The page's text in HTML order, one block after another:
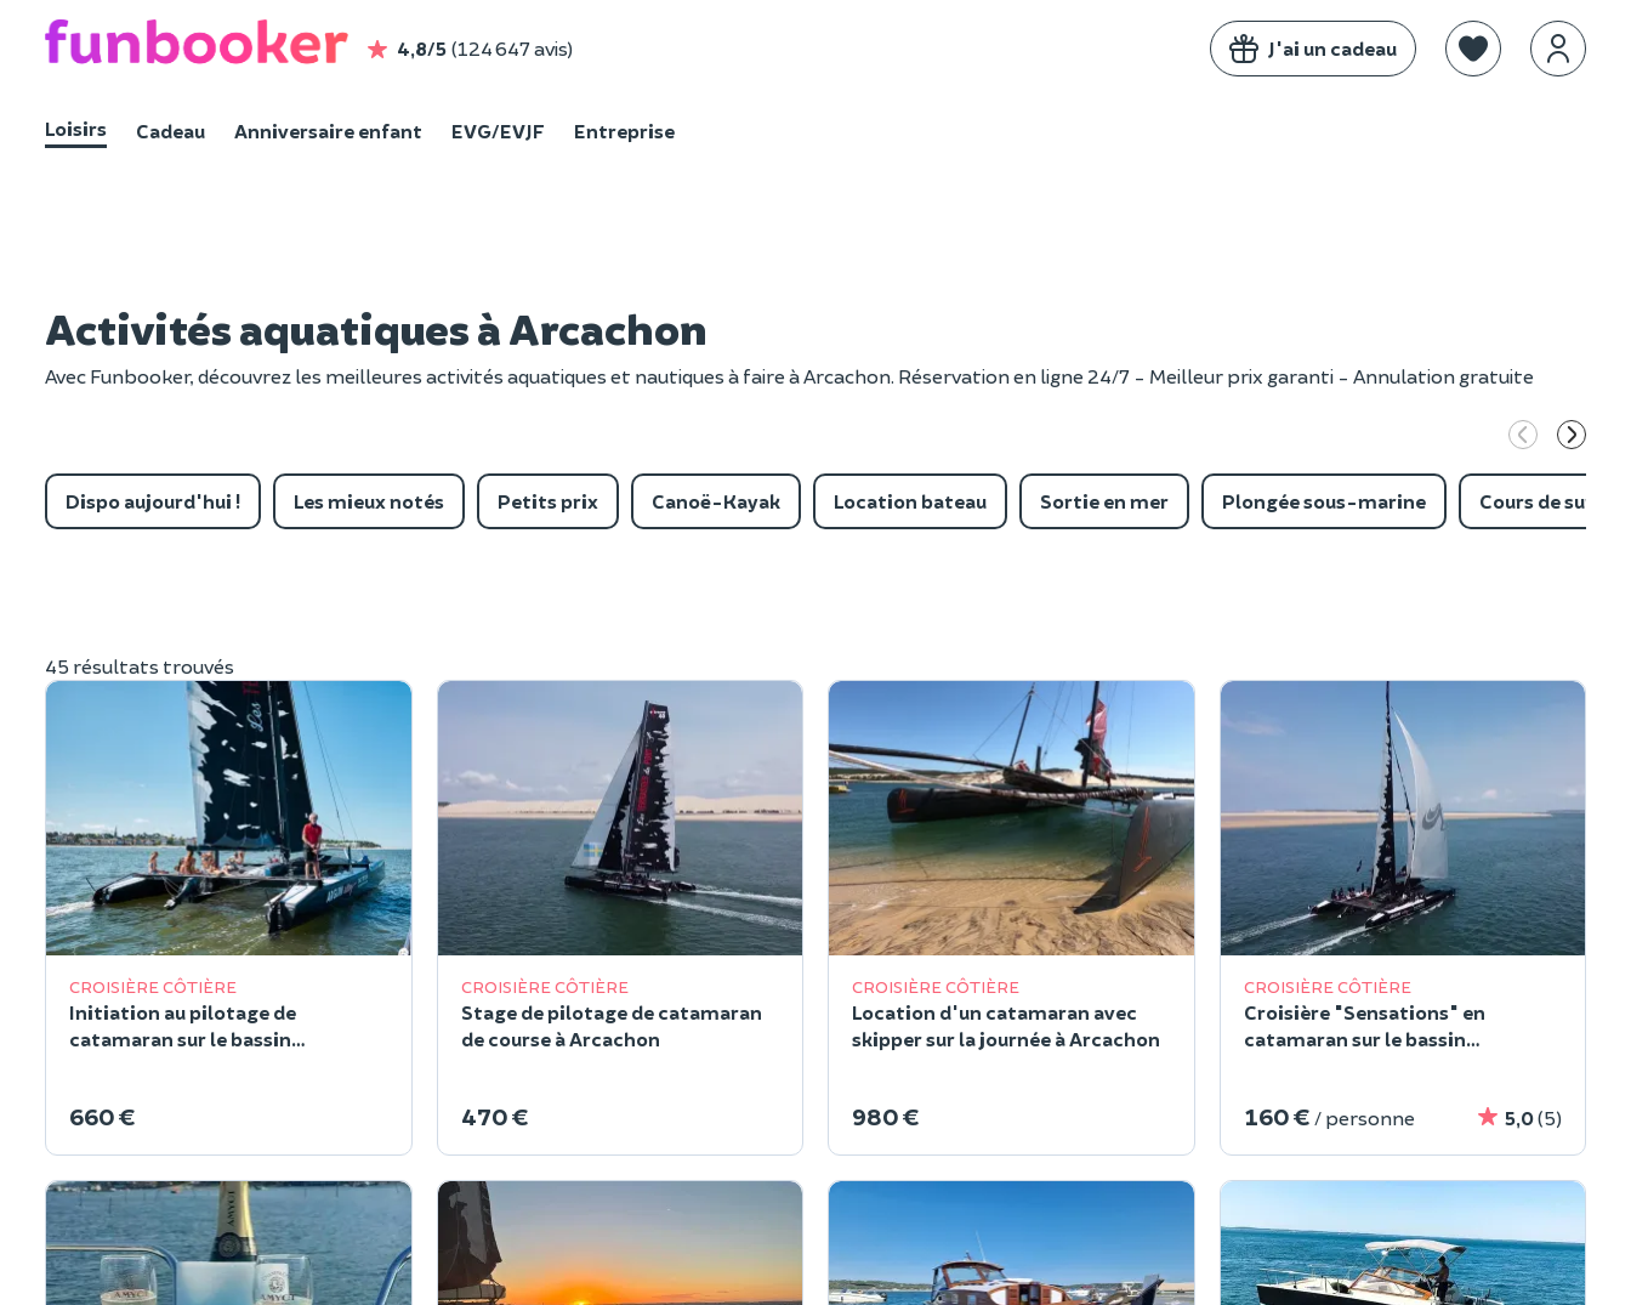
4,8/5 (124 647 avis) J'ai un cadeau
Loisirs Cadeau Anniversaire enfant EVG/EVJF Entreprise
Activités aquatiques à Arcachon
Avec Funbooker, découvrez les meilleures activités aquatiques et nautiques à faire à Arcachon. Réservation en ligne 24/7 - Meilleur prix garanti - Annulation gratuite
Dispo aujourd'hui ! Les mieux notés Petits prix Canoë-Kayak Location bateau Sortie en mer Plongée sous-marine Cours de surf
45 résultats trouvés
CROISIÈRE CÔTIÈRE
Initiation au pilotage de
catamaran sur le bassin
660 €
CROISIÈRE CÔTIÈRE
Stage de pilotage de catamaran
de course à Arcachon
470 €
CROISIÈRE CÔTIÈRE
Location d'un catamaran avec
skipper sur la journée à Arcachon
980 €
CROISIÈRE CÔTIÈRE
Croisière "Sensations" en
catamaran sur le bassin
160 € / personne 5,0(5)